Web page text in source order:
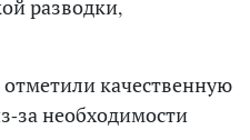
разводки,
качественную
за необходимости